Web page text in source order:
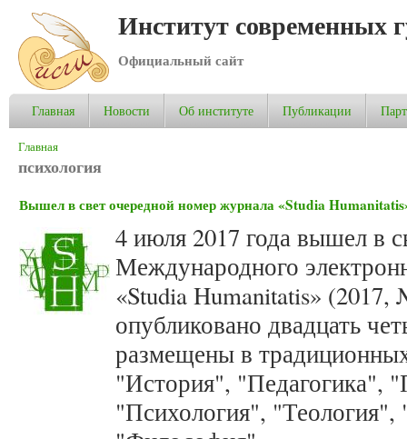
Институт современных
Официальный сайт
Главная Новости Об институте Публикации
Вы здесь
Главная
психология
Вышел в свет очередной номер журнала «Studia
4 июля 2017 года вышел в
Международного
«Studia Humanitatis»
опубликовано двадцать
размещены в
"История", "Педагогика",
"Психология",